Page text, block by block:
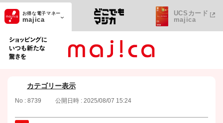
ショッピングにいつも新たな驚きを
お得な電子マネー
majica
UCSカード
majica
カテゴリー表示
No : 8739 公開日時 : 2025/08/07 15:24